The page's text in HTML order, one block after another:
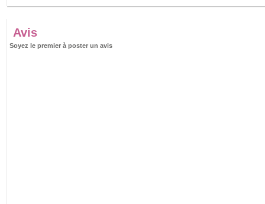
Avis
Soyez le premier à poster un avis